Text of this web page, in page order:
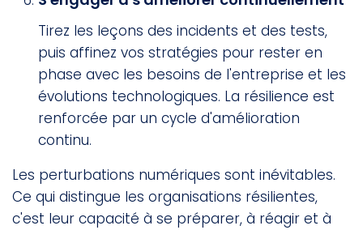
Tirez les leçons des incidents et des tests,
puis affinez vos stratégies pour rester en
phase avec les besoins de l'entreprise et les
évolutions technologiques. La résilience est
renforcée par un cycle d'amélioration
continu.
Les perturbations numériques sont inévitables.
Ce qui distingue les organisations résilientes,
c'est leur capacité à se préparer, à réagir et à